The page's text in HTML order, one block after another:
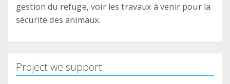
gestion du refuge, voir les travaux à venir pour la
sécurité des animaux.
Project we support